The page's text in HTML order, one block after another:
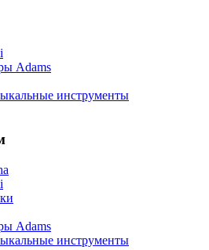
Adams
инструменты
Adams
инструменты